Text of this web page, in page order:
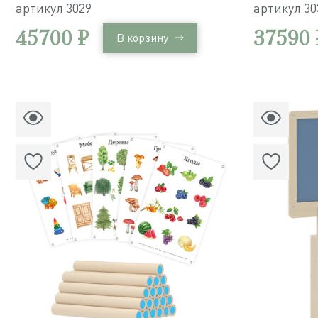
конструирования / 685 деталей
артикул 3029
45700 ₽ В корзину
набор
и т.п.) /
обучение
артикул
37590